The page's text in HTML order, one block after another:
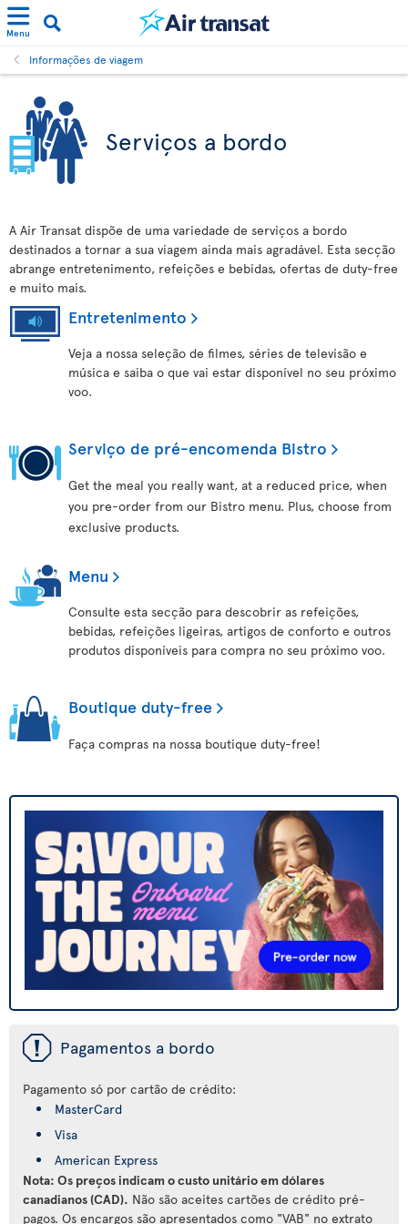
Menu
Informações de viagem
Serviços a bordo
A Air Transat dispõe de uma variedade de serviços a bordo
destinados a tornar a sua viagem ainda mais agradável. Esta secção
abrange entretenimento, refeições e bebidas, ofertas de duty-free
e muito mais.
Entretenimento
Veja a nossa seleção de filmes, séries de televisão e
música e saiba o que vai estar disponível no seu próximo
voo.
Serviço de pré-encomenda Bistro
Get the meal you really want, at a reduced price, when
you pre-order from our Bistro menu. Plus, choose from
exclusive products.
Menu
Consulte esta secção para descobrir as refeições,
bebidas, refeições ligeiras, artigos de conforto e outros
produtos disponíveis para compra no seu próximo voo.
Boutique duty-free
Faça compras na nossa boutique duty-free!
ü Pagamentos a bordo
Pagamento só por cartão de crédito:
MasterCard
Visa
American Express
Nota: Os preços indicam o custo unitário em dólares
canadianos (CAD). Não são aceites cartões de crédito pré-
pagos. Os encargos são apresentados como "VAB" no extrato